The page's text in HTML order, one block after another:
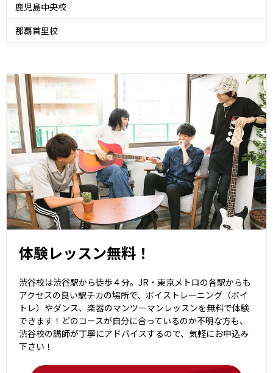
鹿児島中央校
那覇首里校
体験レッスン無料！
渋谷校は渋谷駅から徒歩４分。JR・東京メトロの各駅からも
アクセスの良い駅チカの場所で、ボイストレーニング（ボイ
トレ）やダンス、楽器のマンツーマンレッスンを無料で体験
できます！どのコースが自分に合っているのか不明な方も、
渋谷校の講師が丁寧にアドバイスするので、気軽にお申込み
下さい！